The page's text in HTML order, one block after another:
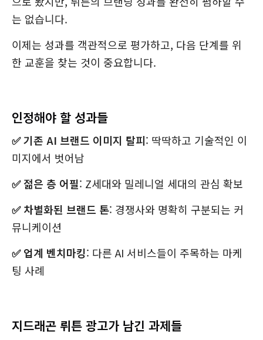
는 없습니다.
이제는 성과를 객관적으로 평가하고, 다음 단계를 위
한 교훈을 찾는 것이 중요합니다.
인정해야 할 성과들
✅ 기존 AI 브랜드 이미지 탈피: 딱딱하고 기술적인 이
미지에서 벗어남
✅ 젊은 층 어필: Z세대와 밀레니얼 세대의 관심 확보
✅ 차별화된 브랜드 톤: 경쟁사와 명확히 구분되는 커
뮤니케이션
✅ 업계 벤치마킹: 다른 AI 서비스들이 주목하는 마케
팅 사례
지드래곤 뤼튼 광고가 남긴 과제들